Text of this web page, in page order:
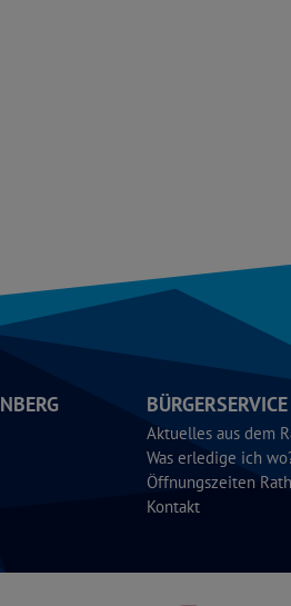
BÜRGERSERVICE
Aktuelles aus dem
Was erledige ich
Öffnungszeiten
Kontakt